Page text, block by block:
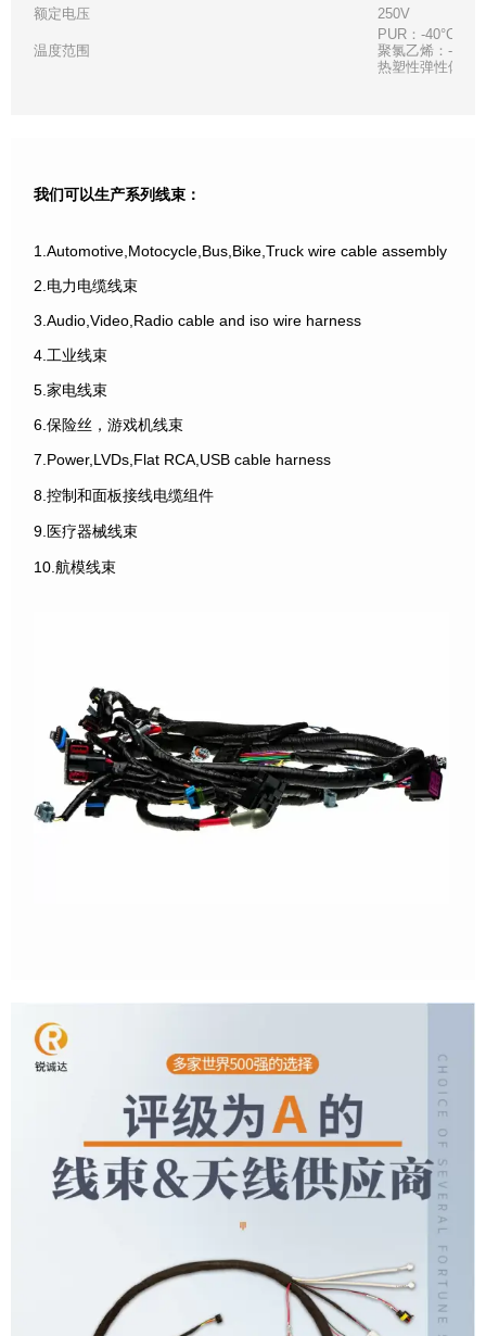
额定电压
250V
温度范围
PUR：-40°C (-
聚氯乙烯：-
热塑性弹性体：-
我们可以生产系列线束：
1.Automotive,Motocycle,Bus,Bike,Truck wire cable assembly
2.电力电缆线束
3.Audio,Video,Radio cable and iso wire harness
4.工业线束
5.家电线束
6.保险丝，游戏机线束
7.Power,LVDs,Flat RCA,USB cable harness
8.控制和面板接线电缆组件
9.医疗器械线束
10.航模线束